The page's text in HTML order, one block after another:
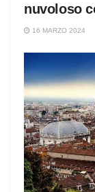
nuvoloso
16 MARZO 2024